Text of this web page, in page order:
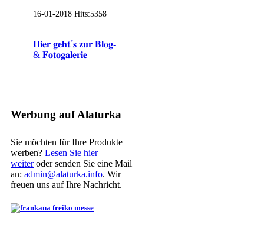
16-01-2018 Hits:5358
𝐇𝐢𝐞𝐫 𝐠𝐞𝐡𝐭´𝐬 𝐳𝐮𝐫 𝐁𝐥𝐨𝐠-
& 𝐅𝐨𝐭𝐨𝐠𝐚𝐥𝐞𝐫𝐢𝐞
Werbung auf Alaturka
Sie möchten für Ihre Produkte
werben? Lesen Sie hier
weiteroder senden Sie eine Mail
an: admin@alaturka.info. Wir
freuen uns auf Ihre Nachricht.